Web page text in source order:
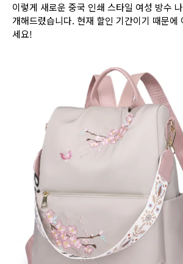
이렇게 새로운 중국 인쇄 스타일 여성 방수
개해드렸습니다. 현재 할인 기간이기 때문에
세요!